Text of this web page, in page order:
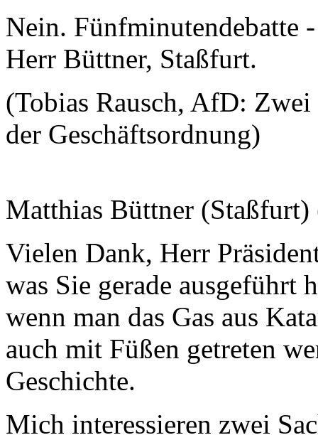
Nein. Fünfminutendebatte
Herr Büttner, Staßfurt.
(Tobias Rausch, AfD:
der Geschäftsordnung)
Matthias Büttner
Vielen Dank, Herr
was Sie gerade ausgeführt
wenn man das Gas aus
auch mit Füßen getreten
Geschichte.
Mich interessieren zwei